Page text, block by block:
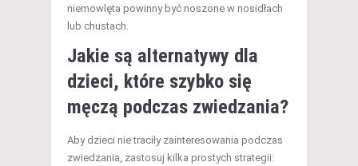
niemowlęta powinny być noszone w nosidłach
lub chustach.
Jakie są alternatywy dla
dzieci, które szybko się
męczą podczas zwiedzania?
Aby dzieci nie traciły zainteresowania podczas
zwiedzania, zastosuj kilka prostych strategii: